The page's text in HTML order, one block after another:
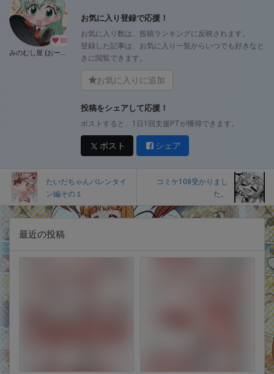
80
みのむし屋 (おーたみのる)
お気に入り登録で応援！
お気に入り数は、投稿ランキングに反映されます。
登録した記事は、お気に入り一覧からいつでも好きなと
きに閲覧できます。
お気に入りに追加
投稿をシェアして応援！
ポストすると、1日1回支援PTが獲得できます。
ポスト シェア
たいだちゃんバレンタイ
ン編その１
コミケ108受かりまし
た。
最近の投稿